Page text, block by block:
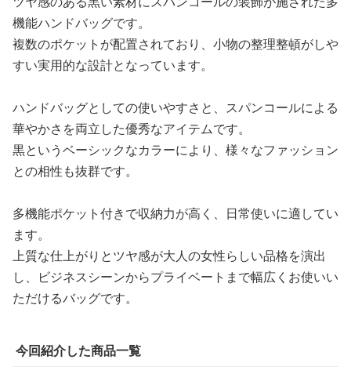
機能ハンドバッグです。
複数のポケットが配置されており、小物の整理整頓がしや
すい実用的な設計となっています。
ハンドバッグとしての使いやすさと、スパンコールによる
華やかさを両立した優秀なアイテムです。
黒というベーシックなカラーにより、様々なファッション
との相性も抜群です。
多機能ポケット付きで収納力が高く、日常使いに適してい
ます。
上質な仕上がりとツヤ感が大人の女性らしい品格を演出
し、ビジネスシーンからプライベートまで幅広くお使いい
ただけるバッグです。
今回紹介した商品一覧